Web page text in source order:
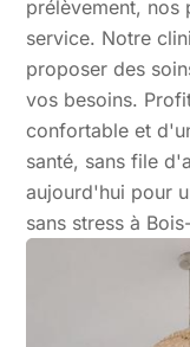
prélèvement, nos
service. Notre
proposer des
vos besoins.
confortable et
santé, sans file
aujourd'hui pour
sans stress à